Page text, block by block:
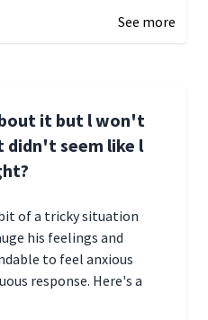
See more
it but l won't
didn't seem like l
of a tricky situation
his feelings and
to feel anxious
response. Here's a